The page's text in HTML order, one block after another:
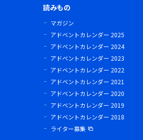
読みもの
マガジン
アドベントカレンダー 2025
アドベントカレンダー 2024
アドベントカレンダー 2023
アドベントカレンダー 2022
アドベントカレンダー 2021
アドベントカレンダー 2020
アドベントカレンダー 2019
アドベントカレンダー 2018
ライター募集